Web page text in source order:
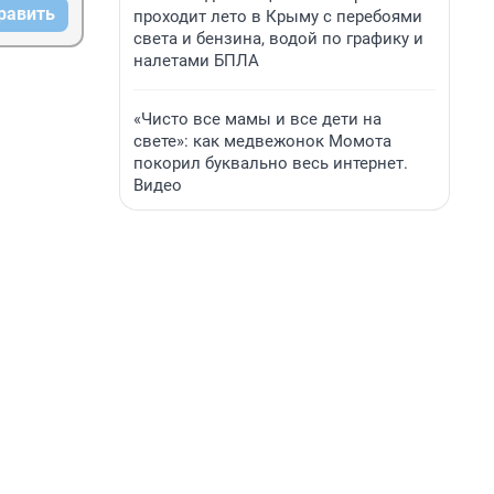
проходит лето в Крыму с перебоями
света и бензина, водой по графику и
налетами БПЛА
«Чисто все мамы и все дети на
свете»: как медвежонок Момота
покорил буквально весь интернет.
Видео